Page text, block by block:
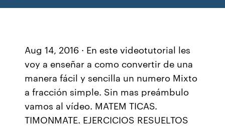
Aug 14, 2016 · En este videotutorial les
voy a enseñar a como convertir de una
manera fácil y sencilla un numero Mixto
a fracción simple. Sin mas preámbulo
vamos al vídeo. MATEM TICAS.
TIMONMATE. EJERCICIOS RESUELTOS